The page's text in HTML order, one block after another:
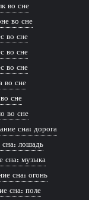
во сне
во сне
во сне
во сне
во сне
во сне
сне
во сне
сна: дорога
сна: лошадь
сна: музыка
сна: огонь
сна: поле